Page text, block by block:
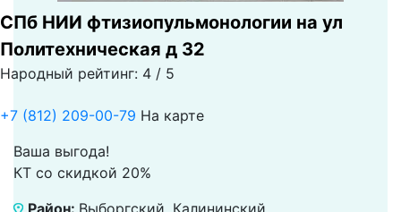
СПб НИИ фтизиопульмонологии на ул
Политехническая д 32
Народный рейтинг: 4 / 5
+7 (812) 209-00-79 На карте
Ваша выгода!
КТ со скидкой 20%